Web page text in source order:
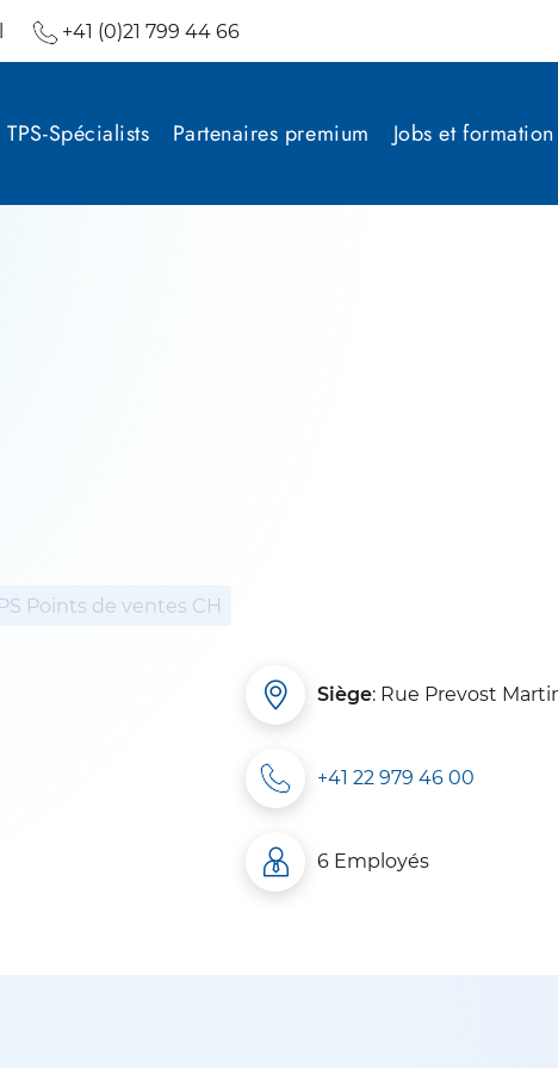
+41 (0)21 799 44 66
TPS-Spécialists Partenaires premium Jobs et formation
Points de ventes CH
Siège: Rue Prevost
+41 22 979 46 00
6 Employés